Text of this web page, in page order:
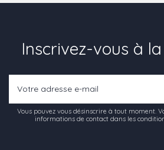
Inscrivez-vous à
Vous pouvez vous désinscrire à tout moment.
informations de contact dans les